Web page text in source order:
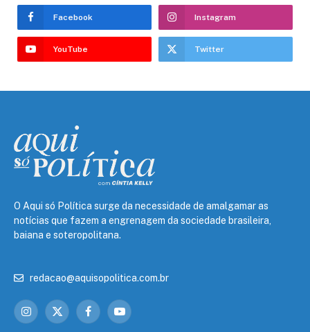
Facebook Instagram
YouTube Twitter
O Aqui só Política surge da necessidade de amalgamar as
notícias que fazem a engrenagem da sociedade brasileira,
baiana e soteropolitana.
redacao@aquisopolitica.com.br
Instagram
X
FacebookYouTube